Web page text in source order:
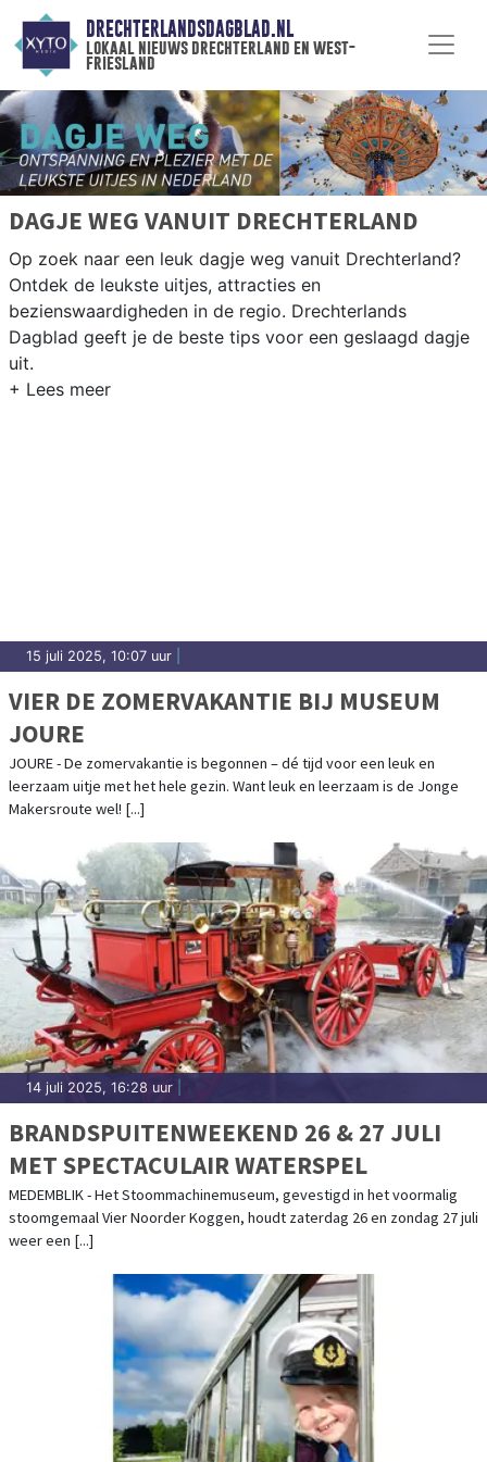
DRECHTERLANDSDAGBLAD.NL
lokaal nieuws drechterland en west-
friesland
DAGJE WEG VANUIT DRECHTERLAND
Op zoek naar een leuk dagje weg vanuit Drechterland?
Ontdek de leukste uitjes, attracties en
bezienswaardigheden in de regio. Drechterlands
Dagblad geeft je de beste tips voor een geslaagd dagje
uit.
15 juli 2025, 10:07 uur
VIER DE ZOMERVAKANTIE BIJ MUSEUM
JOURE
JOURE - De zomervakantie is begonnen – dé tijd voor een leuk en
leerzaam uitje met het hele gezin. Want leuk en leerzaam is de Jonge
Makersroute wel! [...]
14 juli 2025, 16:28 uur
BRANDSPUITENWEEKEND 26 & 27 JULI
MET SPECTACULAIR WATERSPEL
MEDEMBLIK - Het Stoommachinemuseum, gevestigd in het voormalig
stoomgemaal Vier Noorder Koggen, houdt zaterdag 26 en zondag 27 juli
weer een [...]